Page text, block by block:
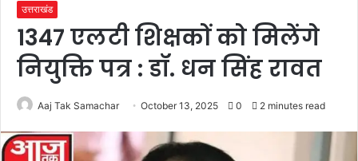
उत्तराखंड
1347 एलटी शिक्षकों को मिलेंगे
नियुक्ति पत्र : डॉ. धन सिंह रावत
Aaj Tak Samachar October 13, 2025 0 2 minutes read